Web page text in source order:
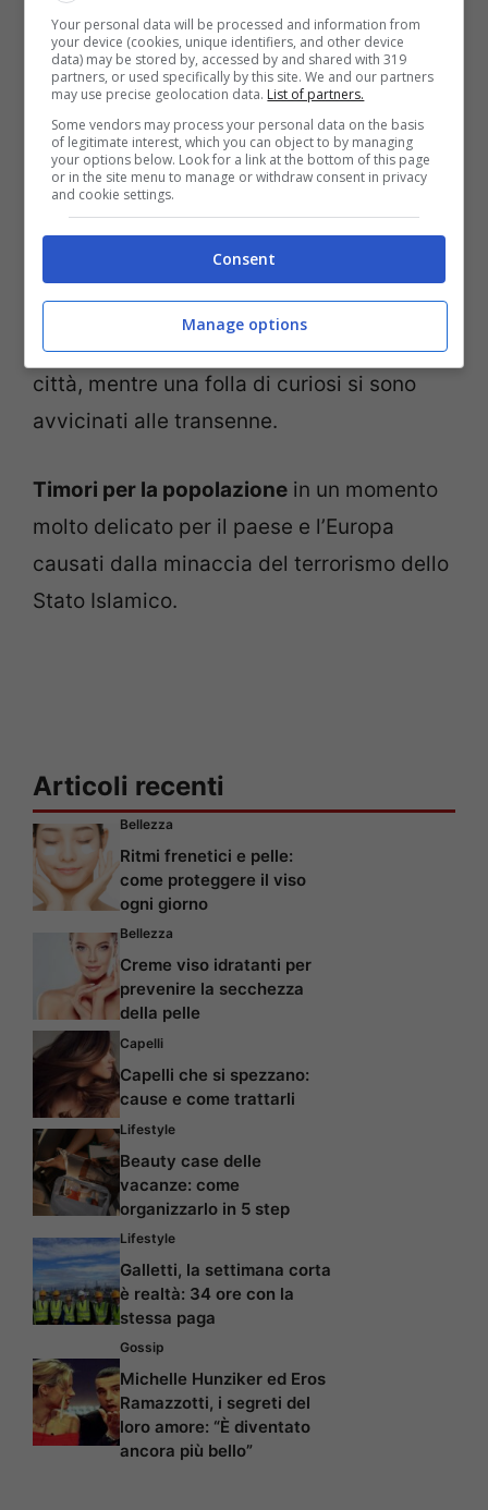
da sparo e alcuni bulloni
e le autorità
hanno spiegato che l’ordigno rudimentale
sarebbe stato pericoloso se fosse esploso.
Adesso le forze dell’ordine stanno
effettuando degli accertamenti sui detriti,
l’effettiva natura dell’ordigno.
In tarda mattinata, sono giugni sul posto il
sindaco di PadovaMassimo Bitonci
l’assessore alla sicurezzaMaurizio Saia.
Molta paura tra i residenti del centro della
città, mentre una folla di curiosi si sono
avvicinati alle transenne.
Timori per la popolazione in un momento
molto delicato per il paese e l’Europa
causati dalla minaccia del terrorismo dello
Stato Islamico.
Articoli recenti
Bellezza
Ritmi frenetici e pelle:
come proteggere il viso
ogni giorno
Bellezza
Creme viso idratanti per
prevenire la secchezza
della pelle
Capelli
Capelli che si spezzano:
cause e come trattarli
Lifestyle
Beauty case delle
vacanze: come
organizzarlo in 5 step
Lifestyle
Galletti, la settimana corta
è realtà: 34 ore con la
stessa paga
Gossip
Michelle Hunziker ed Eros
Ramazzotti, i segreti del
loro amore: “È diventato
ancora più bello”
Your personal data will be processed and information from
your device (cookies, unique identifiers, and other device
data) may be stored by, accessed by and shared with 319
partners, or used specifically by this site. We and our partners
may use precise geolocation data. List of partners.
Some vendors may process your personal data on the basis
of legitimate interest, which you can object to by managing
your options below. Look for a link at the bottom of this page
or in the site menu to manage or withdraw consent in privacy
and cookie settings.
Consent
Manage options